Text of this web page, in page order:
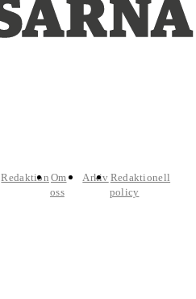
Redaktion Om
oss
Arkiv Redaktionell
policy